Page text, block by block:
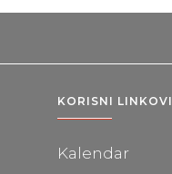
KORISNI LINKOVI
Kalendar